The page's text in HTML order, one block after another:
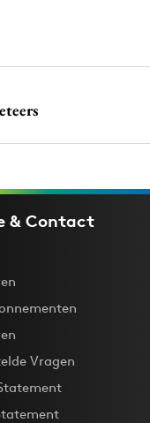
& Contact
Vragen